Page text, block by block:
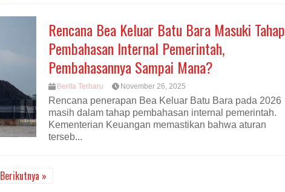
Rencana Bea Keluar Batu Bara Masuki Tahap
Pembahasan Internal Pemerintah,
Pembahasannya Sampai Mana?
Berita Terbaru November 26, 2025
Rencana penerapan Bea Keluar Batu Bara pada 2026
masih dalam tahap pembahasan internal pemerintah.
Kementerian Keuangan memastikan bahwa aturan
terseb...
Berikutnya »